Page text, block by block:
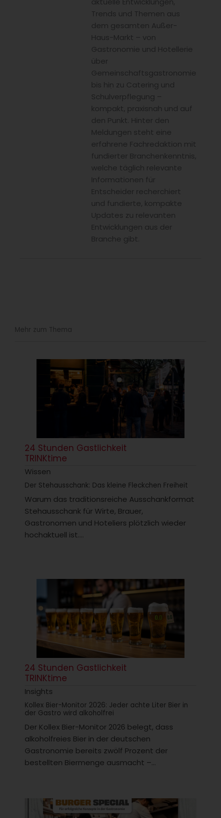
Trends und Themen aus
dem gesamten Außer-
Haus-Markt – von
Gastronomie und Hotellerie
über
Gemeinschaftsgastronomie
bis hin zu Catering und
Schulverpflegung –
kompakt, praxisnah und auf
den Punkt. Hinter den
Meldungen steht eine
erfahrene Fachredaktion mit
fundierter Branchenkenntnis,
welche täglich relevante
Informationen für
Entscheider recherchiert
und fundierte, kompakte
Updates zu relevanten
Entwicklungen aus der
Branche gibt.
Mehr zum Thema
24 Stunden Gastlichkeit
TRINKtime
Wissen
Der Stehausschank: Das kleine Fleckchen Freiheit
Warum das traditionsreiche Ausschankformat
Stehausschank für Wirte, Brauer,
Gastronomen und Hoteliers plötzlich wieder
hochaktuell ist....
24 Stunden Gastlichkeit
TRINKtime
Insights
Kollex Bier-Monitor 2026: Jeder achte Liter Bier in
der Gastro wird alkoholfrei
Der Kollex Bier-Monitor 2026 belegt, dass
alkoholfreies Bier in der deutschen
Gastronomie bereits zwölf Prozent der
bestellten Biermenge ausmacht –...